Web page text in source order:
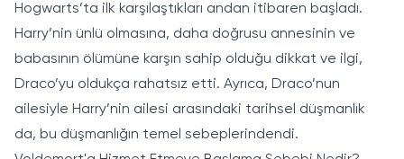
Hogwarts’ta ilk karşılaştıkları andan itibaren başladı.
Harry’nin ünlü olmasına, daha doğrusu annesinin ve
babasının ölümüne karşın sahip olduğu dikkat ve ilgi,
Draco’yu oldukça rahatsız etti. Ayrıca, Draco’nun
ailesiyle Harry’nin ailesi arasındaki tarihsel düşmanlık
da, bu düşmanlığın temel sebeplerindendi.